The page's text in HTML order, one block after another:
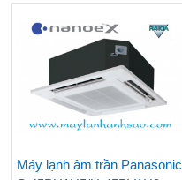
Máy lạnh âm trần Panasonic